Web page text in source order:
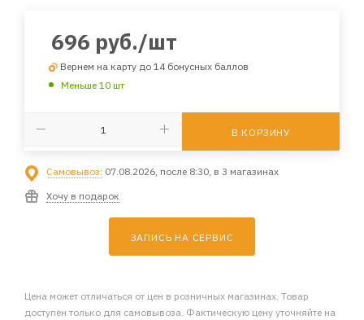
696 руб./шт
Вернем на карту до 14 бонусных баллов
Меньше 10 шт
В КОРЗИНУ
Самовывоз: 07.08.2026, после 8:30, в 3 магазинах
Хочу в подарок
ЗАПИСЬ НА СЕРВИС
Цена может отличаться от цен в розничных магазинах. Товар
доступен только для самовывоза. Фактическую цену уточняйте на